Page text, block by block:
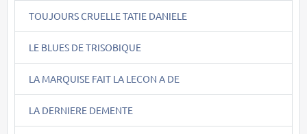
TOUJOURS CRUELLE TATIE DANIELE
LE BLUES DE TRISOBIQUE
LA MARQUISE FAIT LA LECON A DE
LA DERNIERE DEMENTE